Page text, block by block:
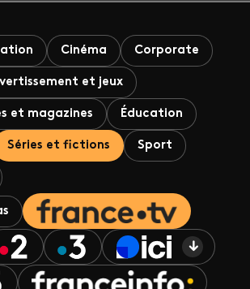
Cinéma Corporate
et jeux
et magazines Éducation
Séries et fictions Sport